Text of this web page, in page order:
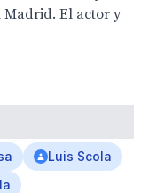
Madrid. El actor y
Luis Scola